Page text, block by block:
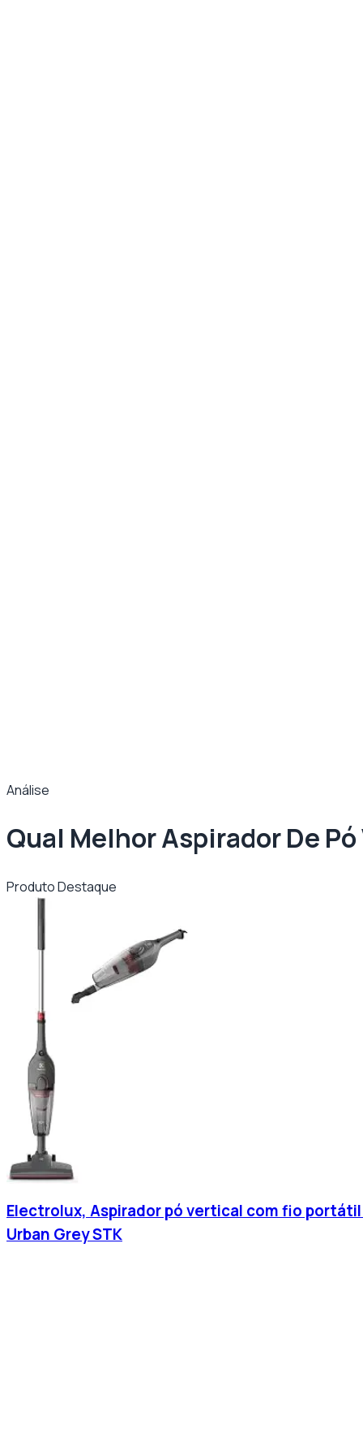
Análise
Qual Melhor Aspirador De
Produto Destaque
Electrolux, Aspirador pó vertical com fio portátil
Urban Grey STK